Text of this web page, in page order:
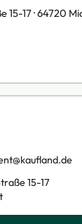
17 · 64720
15-17